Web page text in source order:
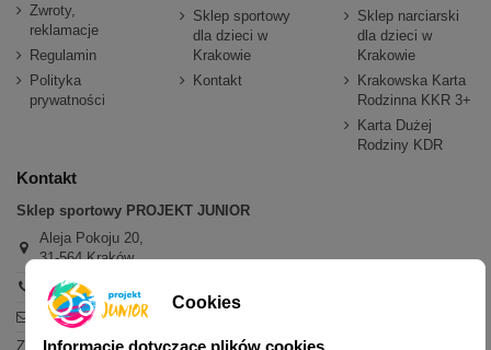
Zwroty,
reklamacje
Regulamin
Polityka
prywatności
Sklep sportowy
dla dzieci w
Krakowie
Kontakt
Sklep narciarski
dla dzieci w
Krakowie
Krakowska Karta
Rodzinna KKR 3+
Karta Dużej
Rodziny KDR
Kontakt
Sklep sportowy PROJEKT JUNIOR
Aleja Pokoju 20,
31-564 Kraków
+48 600 779 897
sklep@projektjunior.pl
Zapraszamy do sklepu stacjonarnego:
Cookies
Informacje dotyczące plików cookies